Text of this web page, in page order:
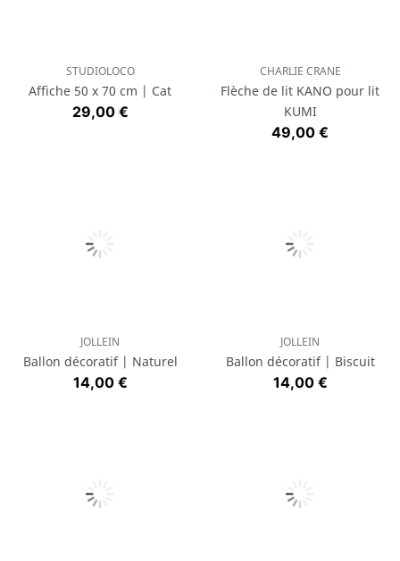
STUDIOLOCO
Affiche 50 x 70 cm | Cat
Prix
29,00 €
CHARLIE CRANE
Flèche de lit KANO pour lit
KUMI
Prix
49,00 €
JOLLEIN
Ballon décoratif | Naturel
Prix
14,00 €
JOLLEIN
Ballon décoratif | Biscuit
Prix
14,00 €